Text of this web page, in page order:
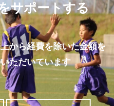
サポートする
から経費を除いた金額を
ただいています